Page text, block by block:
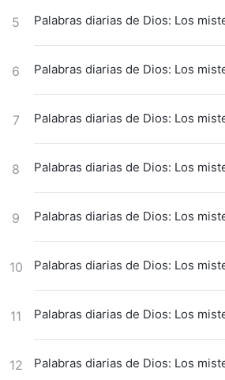
5 Palabras diarias de Dios: Los
6 Palabras diarias de Dios: Los
7 Palabras diarias de Dios: Los
8 Palabras diarias de Dios: Los
9 Palabras diarias de Dios: Los
10 Palabras diarias de Dios: Los
11 Palabras diarias de Dios: Los
12 Palabras diarias de Dios: Los